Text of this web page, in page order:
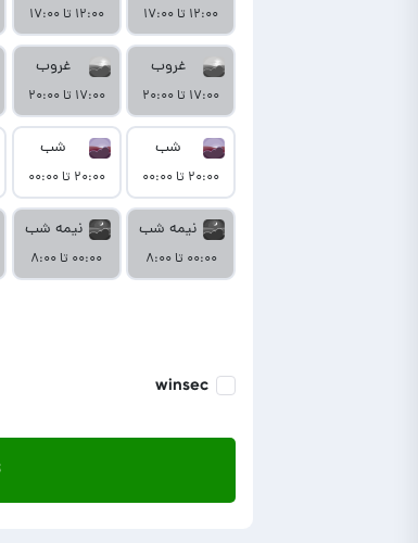
۱۲:۰۰ تا ۱۷:۰۰
غروب
۱۷:۰۰ تا ۲۰:۰۰
شب
۲۰:۰۰ تا ۰۰:۰۰
نیمه شب
۰۰:۰۰ تا ۸:۰۰
۱۲:۰۰ تا ۱۷:۰۰
غروب
۱۷:۰۰ تا ۲۰:۰۰
شب
۲۰:۰۰ تا ۰۰:۰۰
نیمه شب
۰۰:۰۰ تا ۸:۰۰
winsec